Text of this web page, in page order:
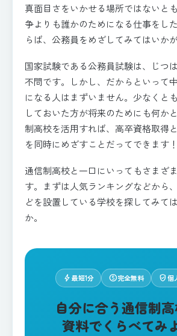
真面目さをいかせる場所ではないと
争よりも誰かのためになる仕事をし
らば、公務員をめざしてみてはいか
国家試験である公務員試験は、じつ
不問です。しかし、だからといって
になる人はまずいません。少なくと
しておいた方が将来のためにも何か
制高校を活用すれば、高卒資格取得
を同時にめざすことだってできます！
通信制高校と一口にいってもさまざ
す。まずは人気ランキングなどから
どを設置している学校を探してみて
か。
bolt最短1分 paid完全無料 verified_user個
自分に合う通信制高
資料でくらべてみ